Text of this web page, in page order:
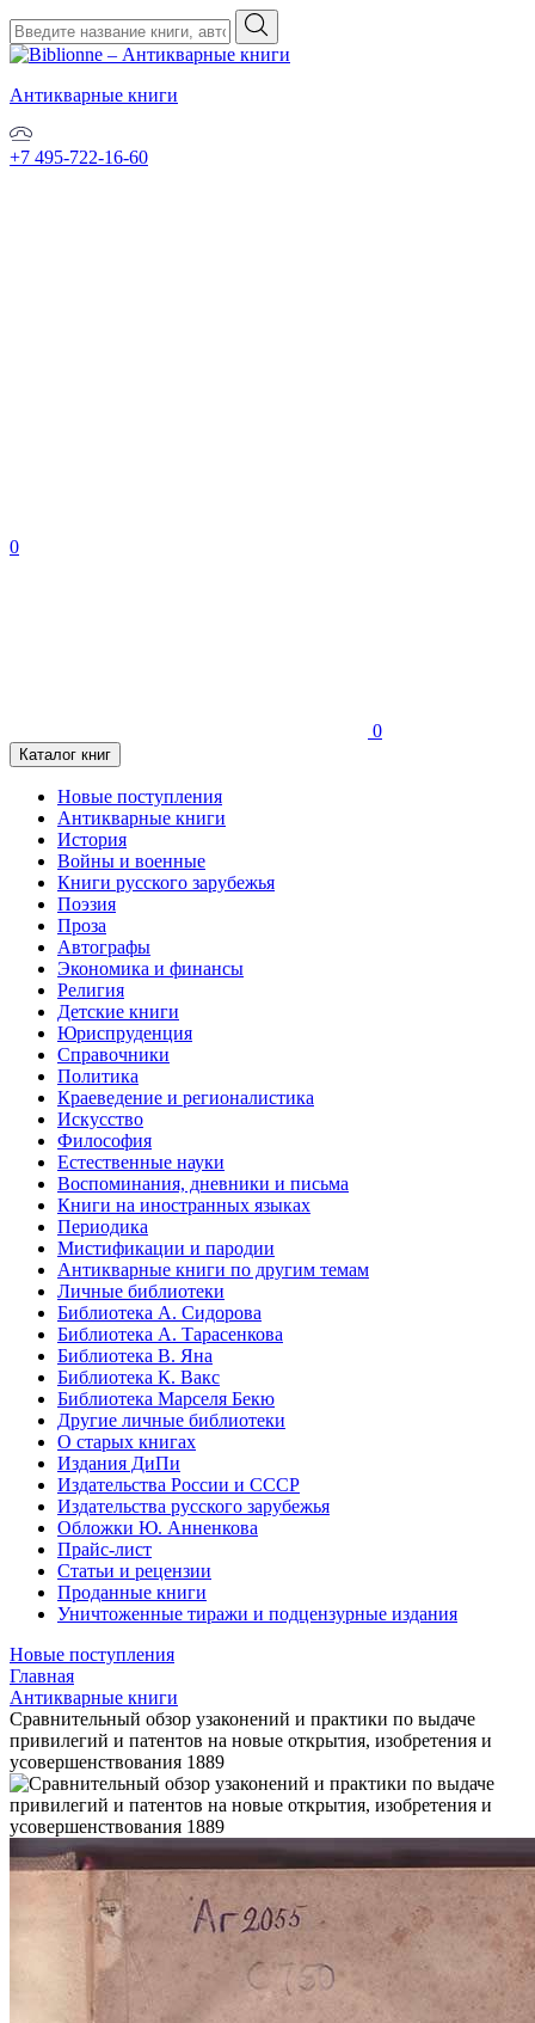
Антикварные книги
+7 495-722-16-60
0
0
Каталог книг
Новые поступления
Антикварные книги
История
Войны и военные
Книги русского зарубежья
Поэзия
Проза
Автографы
Экономика и финансы
Религия
Детские книги
Юриспруденция
Справочники
Политика
Краеведение и регионалистика
Искусство
Философия
Естественные науки
Воспоминания, дневники и письма
Книги на иностранных языках
Периодика
Мистификации и пародии
Антикварные книги по другим темам
Личные библиотеки
Библиотека А. Сидорова
Библиотека А. Тарасенкова
Библиотека В. Яна
Библиотека К. Вакс
Библиотека Марселя Бекю
Другие личные библиотеки
О старых книгах
Издания ДиПи
Издательства России и СССР
Издательства русского зарубежья
Обложки Ю. Анненкова
Прайс-лист
Статьи и рецензии
Проданные книги
Уничтоженные тиражи и подцензурные издания
Новые поступления
Главная
Антикварные книги
Сравнительный обзор узаконений и практики по выдаче
привилегий и патентов на новые открытия, изобретения и
усовершенствования 1889